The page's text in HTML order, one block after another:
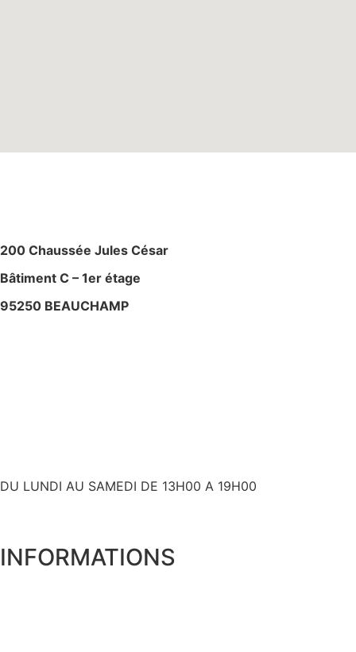
200 Chaussée Jules César
Bâtiment C – 1er étage
95250 BEAUCHAMP
DU LUNDI AU SAMEDI DE 13H00 A 19H00
INFORMATIONS